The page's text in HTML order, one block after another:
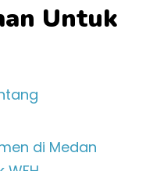
Untuk